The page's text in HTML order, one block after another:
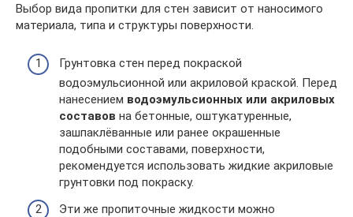
Выбор вида пропитки для стен зависит от наносимого
материала, типа и структуры поверхности.
Грунтовка стен перед покраской
водоэмульсионной или акриловой краской. Перед
нанесением водоэмульсионных или акриловых
составов на бетонные, оштукатуренные,
зашпаклёванные или ранее окрашенные
подобными составами, поверхности,
рекомендуется использовать жидкие акриловые
грунтовки под покраску.
Эти же пропиточные жидкости можно